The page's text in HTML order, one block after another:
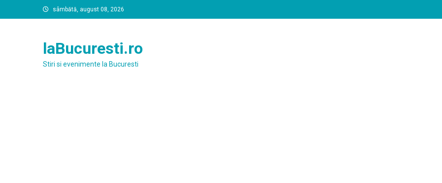
to
sâmbătă, august 08, 2026
laBucuresti.ro
Stiri si evenimente la Bucuresti